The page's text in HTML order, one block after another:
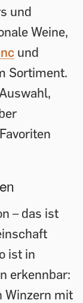
und
Weine,
und
Sortiment.
– das ist
ist in
erkennbar:
Winzern mit